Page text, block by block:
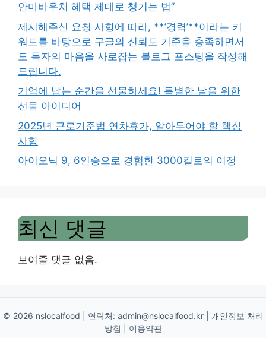
안마바우처 혜택 제대로 챙기는 법”
제시해주신 요청 사항에 따라, **’경력’**이라는 키
워드를 바탕으로 구글의 신뢰도 기준을 충족하면서
도 독자의 마음을 사로잡는 블로그 포스팅을 작성해
드립니다.
기억에 남는 순간을 선물하세요! 특별한 날을 위한
선물 아이디어
2025년 근로기준법 연차휴가, 알아두어야 할 핵심
사항
아이오닉 9, 6인승으로 경험한 3000킬로의 여정
최신 댓글
보여줄 댓글 없음.
© 2026 nslocalfood | 연락처: admin@nslocalfood.kr| 개인정보 처리
방침
이용약관